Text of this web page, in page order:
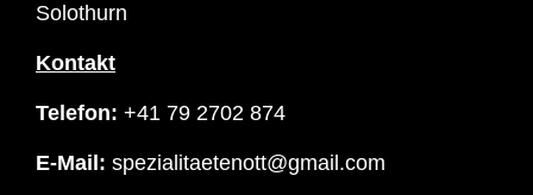
Solothurn
Kontakt
Telefon: +41 79 2702 874
E-Mail: spezialitaetenott@gmail.com